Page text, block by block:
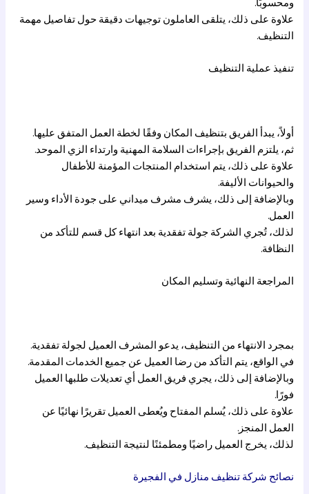
ومحسوبًا.
علاوة على ذلك، يتلقى العاملون توجيهات دقيقة حول تفاصيل مهمة
التنظيف.
تنفيذ عملية التنظيف
أولاً، يبدأ الفريق بتنظيف المكان وفقًا لخطة العمل المتفق عليها.
ثم، يلتزم الفريق بإجراءات السلامة المهنية وارتداء الزي الموحد.
علاوة على ذلك، يتم استخدام المنتجات المؤمنة للأطفال
والحيوانات الأليفة.
وبالإضافة إلى ذلك، يشرف مشرف ميداني على جودة الأداء وسير
العمل.
لذلك، تُجري الشركة جولة تفقدية بعد انتهاء كل قسم للتأكد من
النظافة.
المراجعة النهائية وتسليم المكان
بمجرد الانتهاء من التنظيف، يدعو المشرف العميل لجولة تفقدية.
في الواقع، يتم التأكد من رضا العميل عن جميع الخدمات المقدمة.
وبالإضافة إلى ذلك، يجري فريق العمل أي تعديلات طلبها العميل
فورًا.
علاوة على ذلك، يُسلم المفتاح ويُعطى العميل تقريرًا نهائيًا عن
العمل المنجز.
لذلك، يخرج العميل راضيًا ومطمئنًا لنتيجة التنظيف.
نصائح شركة تنظيف منازل في الفجيرة